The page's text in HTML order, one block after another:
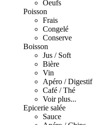
Oeufs
Poisson
Frais
Congelé
Conserve
Boisson
Jus / Soft
Bière
Vin
Apéro / Digestif
Café / Thé
Voir plus...
Epicerie salée
Sauce